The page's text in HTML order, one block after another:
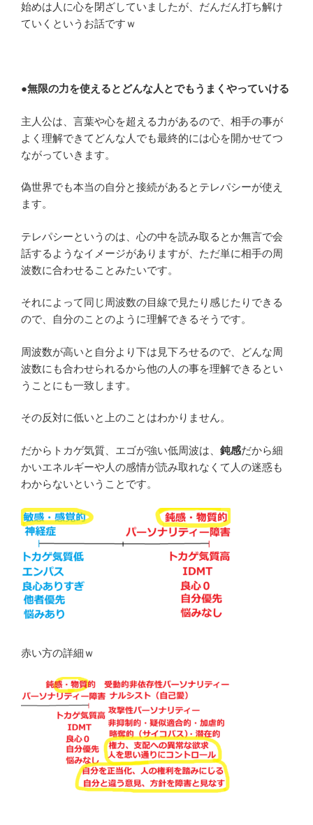
始めは人に心を閉ざしていましたが、だんだん打ち解け
ていくというお話ですｗ
●無限の力を使えるとどんな人とでもうまくやっていける
主人公は、言葉や心を超える力があるので、相手の事が
よく理解できてどんな人でも最終的には心を開かせてつ
ながっていきます。
偽世界でも本当の自分と接続があるとテレパシーが使え
ます。
テレパシーというのは、心の中を読み取るとか無言で会
話するようなイメージがありますが、ただ単に相手の周
波数に合わせることみたいです。
それによって同じ周波数の目線で見たり感じたりできる
ので、自分のことのように理解できるそうです。
周波数が高いと自分より下は見下ろせるので、どんな周
波数にも合わせられるから他の人の事を理解できるとい
うことにも一致します。
その反対に低いと上のことはわかりません。
だからトカゲ気質、エゴが強い低周波は、 鈍感だから細
かいエネルギーや人の感情が読み取れなくて人の迷惑も
わからないということです。
赤い方の詳細ｗ